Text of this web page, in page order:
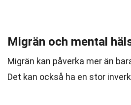
Migrän och mental
Migrän kan påverka mer än
Det kan också ha en stor